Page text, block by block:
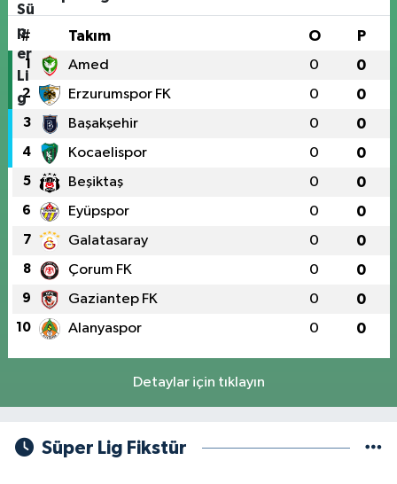
# Takım O P
1 Amed 0 0
2 Erzurumspor FK 0 0
3 Başakşehir 0 0
4 Kocaelispor 0 0
5 Beşiktaş 0 0
6 Eyüpspor 0 0
7 Galatasaray 0 0
8 Çorum FK 0 0
9 Gaziantep FK 0 0
10 Alanyaspor 0 0
Detaylar için tıklayın
Süper Lig Fikstür